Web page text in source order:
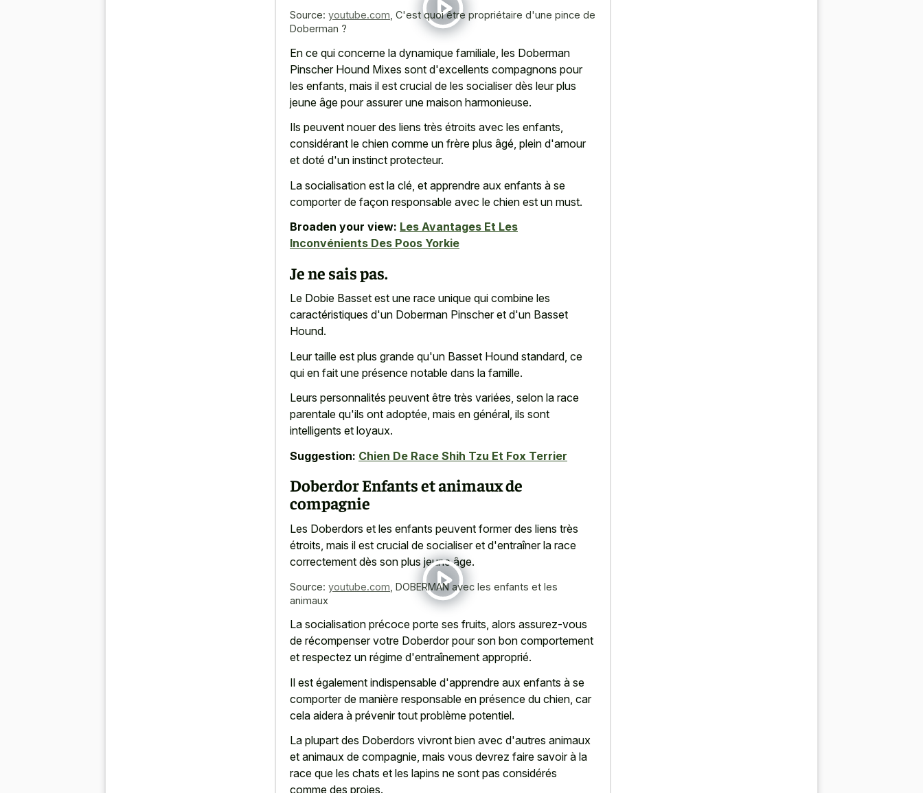
Source: youtube.com C'est quoi être propriétaire d'une pince de
Doberman ?
En ce qui concerne la dynamique familiale, les Doberman
Pinscher Hound Mixes sont d'excellents compagnons pour
les enfants, mais il est crucial de les socialiser dès leur plus
jeune âge pour assurer une maison harmonieuse.
Ils peuvent nouer des liens très étroits avec les enfants,
considérant le chien comme un frère plus âgé, plein d'amour
et doté d'un instinct protecteur.
La socialisation est la clé, et apprendre aux enfants à se
comporter de façon responsable avec le chien est un must.
Broaden your view: Les Avantages Et Les
Inconvénients Des Poos Yorkie
Je ne sais pas.
Le Dobie Basset est une race unique qui combine les
caractéristiques d'un Doberman Pinscher et d'un Basset
Hound.
Leur taille est plus grande qu'un Basset Hound standard, ce
qui en fait une présence notable dans la famille.
Leurs personnalités peuvent être très variées, selon la race
parentale qu'ils ont adoptée, mais en général, ils sont
intelligents et loyaux.
Suggestion: Chien De Race Shih Tzu Et Fox Terrier
Doberdor Enfants et animaux de
compagnie
Les Doberdors et les enfants peuvent former des liens très
étroits, mais il est crucial de socialiser et d'entraîner la race
correctement dès son plus jeune âge.
Source: youtube.com DOBERMAN avec les enfants et les
animaux
La socialisation précoce porte ses fruits, alors assurez-vous
de récompenser votre Doberdor pour son bon comportement
et respectez un régime d'entraînement approprié.
Il est également indispensable d'apprendre aux enfants à se
comporter de manière responsable en présence du chien, car
cela aidera à prévenir tout problème potentiel.
La plupart des Doberdors vivront bien avec d'autres animaux
et animaux de compagnie, mais vous devrez faire savoir à la
race que les chats et les lapins ne sont pas considérés
comme des proies.